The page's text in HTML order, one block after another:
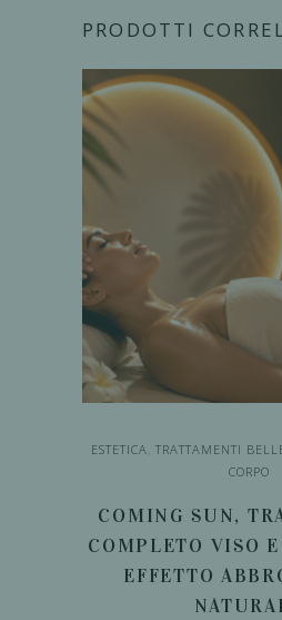
PRODOTTI
ESTETICA TRATTAMENTI
CORPO
COMING SUN,
COMPLETO VISO
EFFETTO